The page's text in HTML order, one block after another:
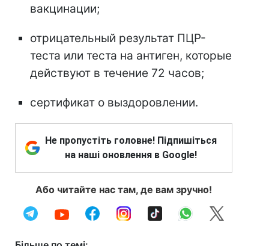
вакцинации;
отрицательный результат ПЦР-
теста или теста на антиген, которые
действуют в течение 72 часов;
сертификат о выздоровлении.
Не пропустіть головне! Підпишіться
на наші оновлення в Google!
Або читайте нас там, де вам зручно!